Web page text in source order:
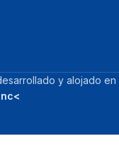
y alojado en